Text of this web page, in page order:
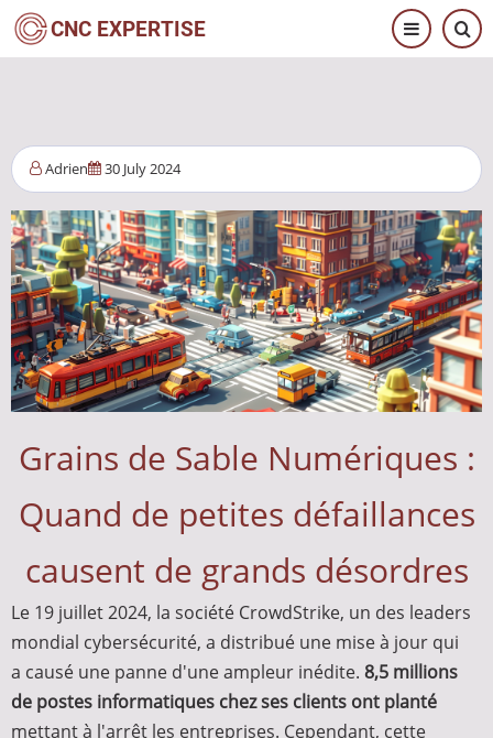
Aller
au
CNC EXPERTISE
Adrien 30 July 2024
Grains de Sable Numériques :
Quand de petites défaillances
causent de grands désordres
Le 19 juillet 2024, la société CrowdStrike, un des leaders
mondial cybersécurité, a distribué une mise à jour qui
a causé une panne d'une ampleur inédite. 8,5 millions
de postes informatiques chez ses clients ont planté
mettant à l'arrêt les entreprises. Cependant, cette